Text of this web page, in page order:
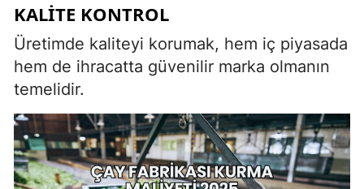
KALITE KONTROL
Üretimde kaliteyi korumak, hem iç piyasada
hem de ihracatta güvenilir marka olmanın
temelidir.